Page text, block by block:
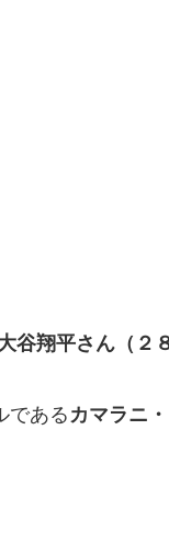
谷翔平さん（２
である カマラニ